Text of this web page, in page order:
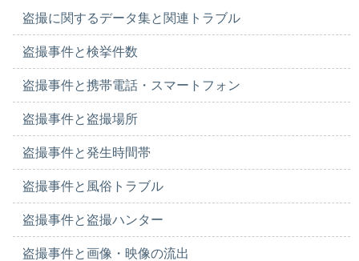
盗撮に関するデータ集と関連トラブル
盗撮事件と検挙件数
盗撮事件と携帯電話・スマートフォン
盗撮事件と盗撮場所
盗撮事件と発生時間帯
盗撮事件と風俗トラブル
盗撮事件と盗撮ハンター
盗撮事件と画像・映像の流出